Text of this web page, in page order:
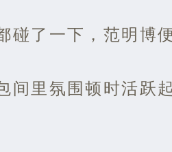
碰了一下，范明博
间里氛围顿时活跃